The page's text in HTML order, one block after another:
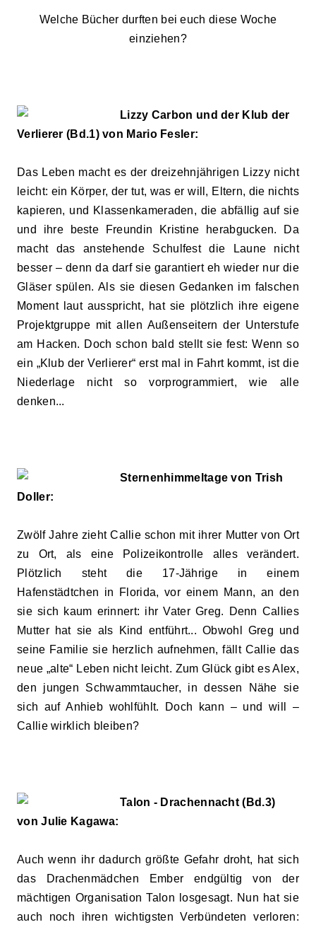
Welche Bücher durften bei euch diese Woche
einziehen?
Lizzy Carbon und der Klub der
Verlierer (Bd.1) von Mario Fesler:
Das Leben macht es der dreizehnjährigen Lizzy nicht
leicht: ein Körper, der tut, was er will, Eltern, die nichts
kapieren, und Klassenkameraden, die abfällig auf sie
und ihre beste Freundin Kristine herabgucken. Da
macht das anstehende Schulfest die Laune nicht
besser – denn da darf sie garantiert eh wieder nur die
Gläser spülen. Als sie diesen Gedanken im falschen
Moment laut ausspricht, hat sie plötzlich ihre eigene
Projektgruppe mit allen Außenseitern der Unterstufe
am Hacken. Doch schon bald stellt sie fest: Wenn so
ein „Klub der Verlierer“ erst mal in Fahrt kommt, ist die
Niederlage nicht so vorprogrammiert, wie alle
denken...
Sternenhimmeltage von Trish
Doller:
Zwölf Jahre zieht Callie schon mit ihrer Mutter von Ort
zu Ort, als eine Polizeikontrolle alles verändert.
Plötzlich steht die 17-Jährige in einem
Hafenstädtchen in Florida, vor einem Mann, an den
sie sich kaum erinnert: ihr Vater Greg. Denn Callies
Mutter hat sie als Kind entführt... Obwohl Greg und
seine Familie sie herzlich aufnehmen, fällt Callie das
neue „alte“ Leben nicht leicht. Zum Glück gibt es Alex,
den jungen Schwammtaucher, in dessen Nähe sie
sich auf Anhieb wohlfühlt. Doch kann – und will –
Callie wirklich bleiben?
Talon - Drachennacht (Bd.3)
von Julie Kagawa:
Auch wenn ihr dadurch größte Gefahr droht, hat sich
das Drachenmädchen Ember endgültig von der
mächtigen Organisation Talon losgesagt. Nun hat sie
auch noch ihren wichtigsten Verbündeten verloren: